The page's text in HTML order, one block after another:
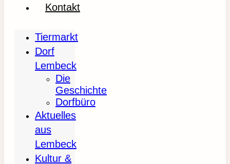
Kontakt
Tiermarkt
Dorf
Lembeck
Die
Geschichte
Dorfbüro
Aktuelles
aus
Lembeck
Kultur &